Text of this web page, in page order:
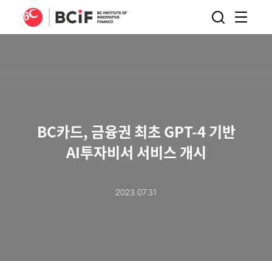
BCIF
메뉴
열기
검색
BC카드, 금융권 최초 GPT-4 기반
AI투자비서 서비스 개시
2023.07.31